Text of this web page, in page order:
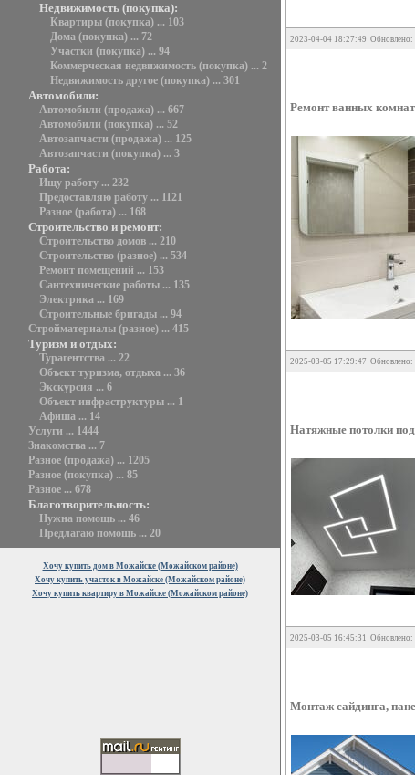
Недвижимость (покупка):
Квартиры (покупка) ... 103
Дома (покупка) ... 72
Участки (покупка) ... 94
Коммерческая недвижимость (покупка) ... 2
Недвижимость другое (покупка) ... 301
Автомобили:
Автомобили (продажа) ... 667
Автомобили (покупка) ... 52
Автозапчасти (продажа) ... 125
Автозапчасти (покупка) ... 3
Работа:
Ищу работу ... 232
Предоставляю работу ... 1121
Разное (работа) ... 168
Строительство и ремонт:
Строительство домов ... 210
Строительство (разное) ... 534
Ремонт помещений ... 153
Сантехнические работы ... 135
Электрика ... 169
Строительные бригады ... 94
Стройматериалы (разное) ... 415
Туризм и отдых:
Турагентства ... 22
Объект туризма, отдыха ... 36
Экскурсия ... 6
Объект инфраструктуры ... 1
Афиша ... 14
Услуги ... 1444
Знакомства ... 7
Разное (продажа) ... 1205
Разное (покупка) ... 85
Разное ... 678
Благотворительность:
Нужна помощь ... 46
Предлагаю помощь ... 20
Хочу купить дом в Можайске (Можайском районе)
Хочу купить участок в Можайске (Можайском районе)
Хочу купить квартиру в Можайске (Можайском районе)
2023-04-04 18:27:49 Обновлено:
Ремонт ванных
2025-03-05 17:29:47 Обновлено:
Натяжные потолки
2025-03-05 16:45:31 Обновлено:
Монтаж сайдинга,